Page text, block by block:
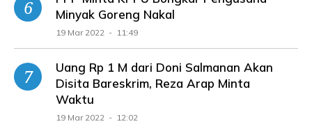
Minyak Goreng Nakal
19 Mar 2022 - 11:49
Uang Rp 1 M dari Doni Salmanan Akan
Disita Bareskrim, Reza Arap Minta
Waktu
19 Mar 2022 - 12:02